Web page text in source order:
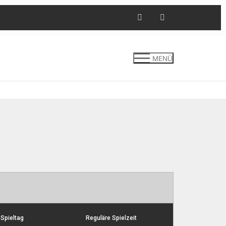
MENÜ
Spieltag Reguläre Spielzeit